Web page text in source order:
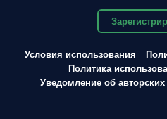
Условия использования
Политика
Уведомление об авторских